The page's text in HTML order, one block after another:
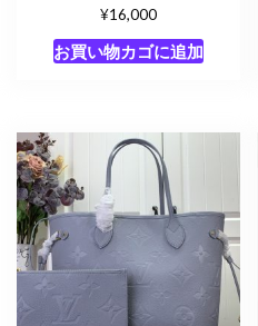
¥16,000
お買い物カゴに追加